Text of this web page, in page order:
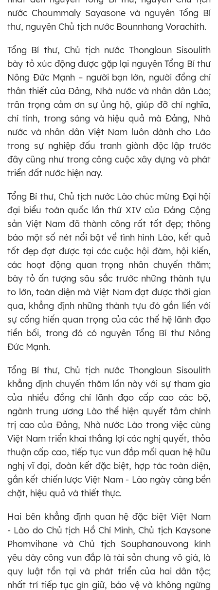
nước Choummaly Sayasone và nguyên Tổng Bí
thư, nguyên Chủ tịch nước Bounnhang Vorachith.
Tổng Bí thư, Chủ tịch nước Thongloun Sisoulith
bày tỏ xúc động được gặp lại nguyên Tổng Bí thư
Nông Đức Mạnh – người bạn lớn, người đồng chí
thân thiết của Đảng, Nhà nước và nhân dân Lào;
trân trọng cảm ơn sự ủng hộ, giúp đỡ chí nghĩa,
chí tình, trong sáng và hiệu quả mà Đảng, Nhà
nước và nhân dân Việt Nam luôn dành cho Lào
trong sự nghiệp đấu tranh giành độc lập trước
đây cũng như trong công cuộc xây dựng và phát
triển đất nước hiện nay.
Tổng Bí thư, Chủ tịch nước Lào chúc mừng Đại hội
đại biểu toàn quốc lần thứ XIV của Đảng Cộng
sản Việt Nam đã thành công rất tốt đẹp; thông
báo một số nét nổi bật về tình hình Lào, kết quả
tốt đẹp đạt được tại các cuộc hội đàm, hội kiến,
các hoạt động quan trọng nhân chuyến thăm;
bày tỏ ấn tượng sâu sắc trước những thành tựu
to lớn, toàn diện mà Việt Nam đạt được thời gian
qua, khẳng định những thành tựu đó gắn liền với
sự cống hiến quan trọng của các thế hệ lãnh đạo
tiền bối, trong đó có nguyên Tổng Bí thư Nông
Đức Mạnh.
Tổng Bí thư, Chủ tịch nước Thongloun Sisoulith
khẳng định chuyến thăm lần này với sự tham gia
của nhiều đồng chí lãnh đạo cấp cao các bộ,
ngành trung ương Lào thể hiện quyết tâm chính
trị cao của Đảng, Nhà nước Lào trong việc cùng
Việt Nam triển khai thắng lợi các nghị quyết, thỏa
thuận cấp cao, tiếp tục vun đắp mối quan hệ hữu
nghị vĩ đại, đoàn kết đặc biệt, hợp tác toàn diện,
gắn kết chiến lược Việt Nam - Lào ngày càng bền
chặt, hiệu quả và thiết thực.
Hai bên khẳng định quan hệ đặc biệt Việt Nam
- Lào do Chủ tịch Hồ Chí Minh, Chủ tịch Kaysone
Phomvihane và Chủ tịch Souphanouvong kính
yêu dày công vun đắp là tài sản chung vô giá, là
quy luật tồn tại và phát triển của hai dân tộc;
nhất trí tiếp tục gìn giữ, bảo vệ và không ngừng